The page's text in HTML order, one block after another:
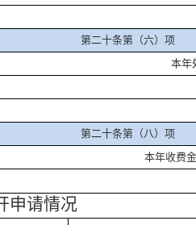
第二十条第（六）项
本年
第二十条第（八）项
本年收费
申请情况